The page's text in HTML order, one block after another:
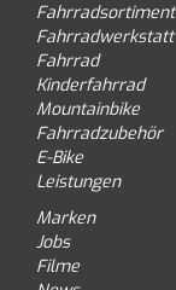
Fahrradsortiment
Fahrradwerkstatt
Fahrrad
Kinderfahrrad
Mountainbike
Fahrradzubehör
E-Bike
Leistungen
Marken
Jobs
Filme